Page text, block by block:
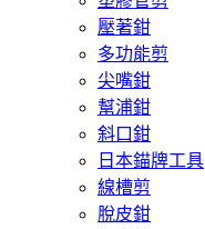
壓著鉗
多功能剪
尖嘴鉗
幫浦鉗
斜口鉗
日本錨牌工具
線槽剪
脫皮鉗